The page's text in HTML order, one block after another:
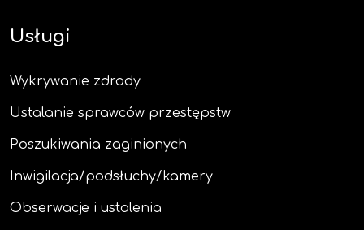
Usługi
Wykrywanie zdrady
Ustalanie sprawców przestępstw
Poszukiwania zaginionych
Inwigilacja/podsłuchy/kamery
Obserwacje i ustalenia